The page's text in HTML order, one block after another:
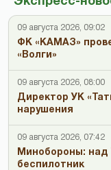
09 августа 2026, 09:02
ФК «КАМАЗ»
«Волги»
09 августа 2026, 08:00
Директор УК
нарушения
09 августа 2026, 07:42
Минобороны: над
беспилотник